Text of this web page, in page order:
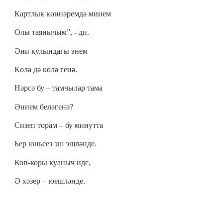
Картлык көннәремдә минем
Олы таянычым”, - ди.
Әни кулындагы энем
Көлә дә көлә генә.
Нәрсә бу – тамчылар тама
Әнием беләгенә?
Сизеп торам – бу минутта
Бер юньсез эш эшләнде.
Коп-коры куаныч иде,
Ә хәзер – юешләнде.